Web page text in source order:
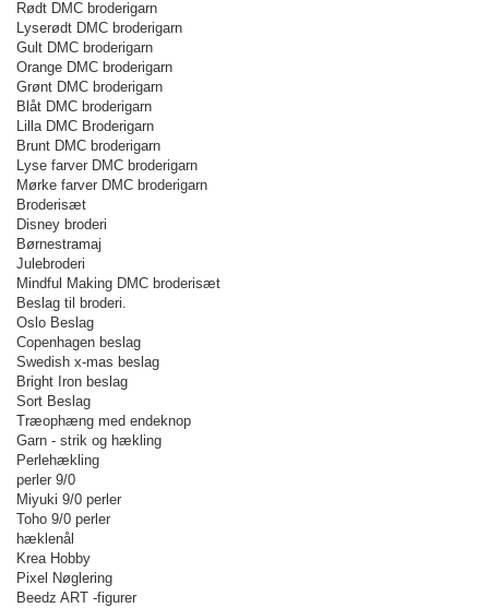
Rødt DMC broderigarn
Lyserødt DMC broderigarn
Gult DMC broderigarn
Orange DMC broderigarn
Grønt DMC broderigarn
Blåt DMC broderigarn
Lilla DMC Broderigarn
Brunt DMC broderigarn
Lyse farver DMC broderigarn
Mørke farver DMC broderigarn
Broderisæt
Disney broderi
Børnestramaj
Julebroderi
Mindful Making DMC broderisæt
Beslag til broderi.
Oslo Beslag
Copenhagen beslag
Swedish x-mas beslag
Bright Iron beslag
Sort Beslag
Træophæng med endeknop
Garn - strik og hækling
Perlehækling
perler 9/0
Miyuki 9/0 perler
Toho 9/0 perler
hæklenål
Krea Hobby
Pixel Nøglering
Beedz ART -figurer